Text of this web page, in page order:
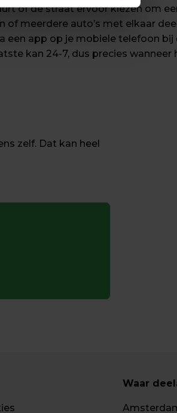
of de straat ervoor kiezen om
meerdere auto’s met elkaar
een app op je mobiele telefoon bij
kan 24-7, dus precies wanneer
zelf. Dat kan heel
Waar